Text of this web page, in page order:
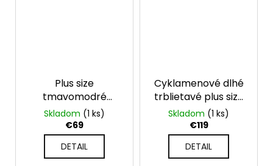
Plus size
tmavomodré
flitrované krátke
šaty
Skladom (1 ks)
€69
DETAIL
Cyklamenové dlhé
trblietavé plus size
šaty na ramienka
Skladom (1 ks)
€119
DETAIL